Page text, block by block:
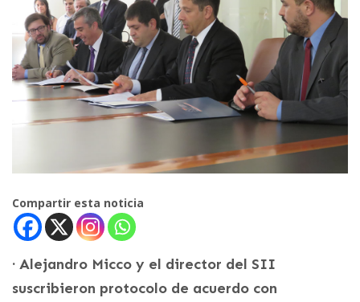
Compartir esta noticia
· Alejandro Micco y el director del SII
suscribieron protocolo de acuerdo con